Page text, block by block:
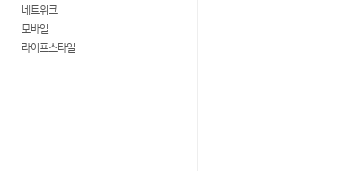
네트워크
모바일
라이프스타일